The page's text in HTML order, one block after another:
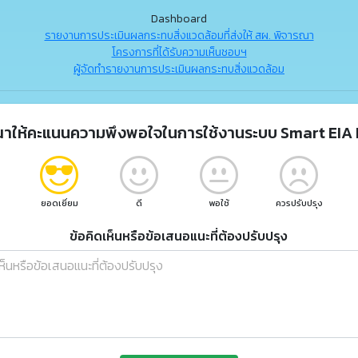
Dashboard
รายงานการประเมินผลกระทบสิ่งแวดล้อมที่ส่งให้ สผ. พิจารณา
โครงการที่ได้รับความเห็นชอบฯ
ผู้จัดทำรายงานการประเมินผลกระทบสิ่งแวดล้อม
ให้คะแนนความพึงพอใจในการใช้งานระบบ Smart EIA
ยอดเยี่ยม ดี พอใช้ ควรปรับปรุง
ข้อคิดเห็นหรือข้อเสนอแนะที่ต้องปรับปรุง